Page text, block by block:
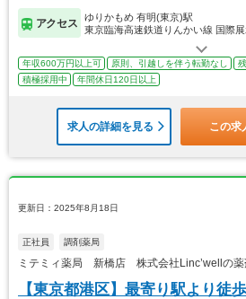
アクセス
ゆりかもめ 有明(東京)駅
東京臨海高速鉄道りんかい線 国際
年収600万円以上可 原則、引越しを伴う転勤なし
積極採用中
年間休日120日以上
求人の詳細を見る この求
更新日：2025年8月18日
正社員 調剤薬局
ミテミィ薬局 新橋店 株式会社Linc’wellの薬
【東京都港区】最寄り駅より徒